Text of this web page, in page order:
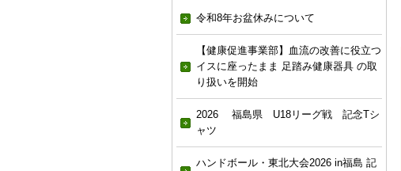
令和8年お盆休みについて
【健康促進事業部】血流の改善に役立つ
イスに座ったまま 足踏み健康器具 の取
り扱いを開始
2026 福島県 U18リーグ戦 記念Tシ
ャツ
ハンドボール・東北大会2026 in福島 記